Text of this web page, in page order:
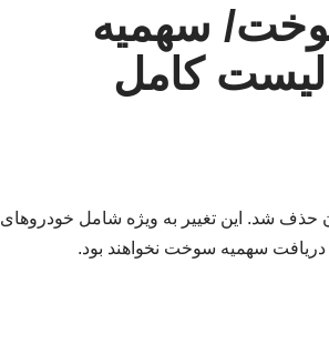
سهمیه
کامل
حذف شد. این تغییر به ویژه شامل خودروهای
سهمیه سوخت نخواهند بود.